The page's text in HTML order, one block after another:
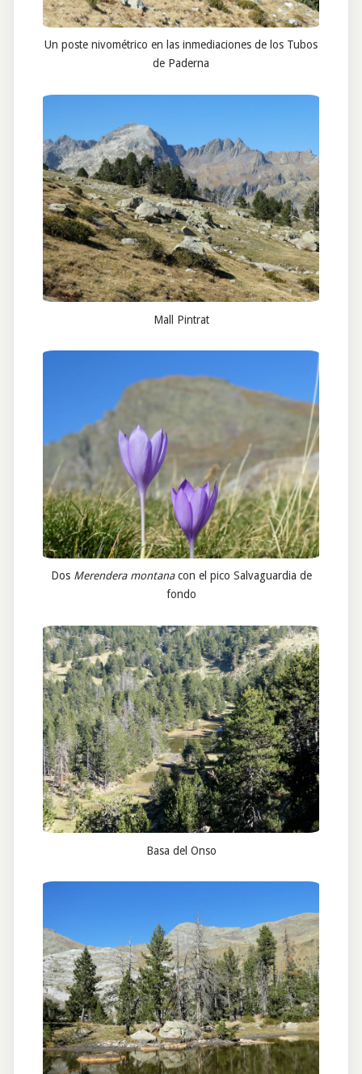
Un poste nivométrico en las inmediaciones de los Tubos
de Paderna
Mall Pintrat
Dos Merendera montanacon el pico Salvaguardia de
fondo
Basa del Onso